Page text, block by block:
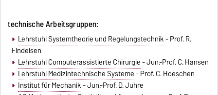
technische Arbeitsgruppen:
Lehrstuhl Systemtheorie und Regelungstechnik- Prof. R.
Findeisen
Lehrstuhl Computerassistierte Chirurgie- Jun.-Prof. C. Hansen
Lehrstuhl Medizintechnische Systeme- Prof. C. Hoeschen
Institut für Mechanik- Jun.-Prof. D. Juhre